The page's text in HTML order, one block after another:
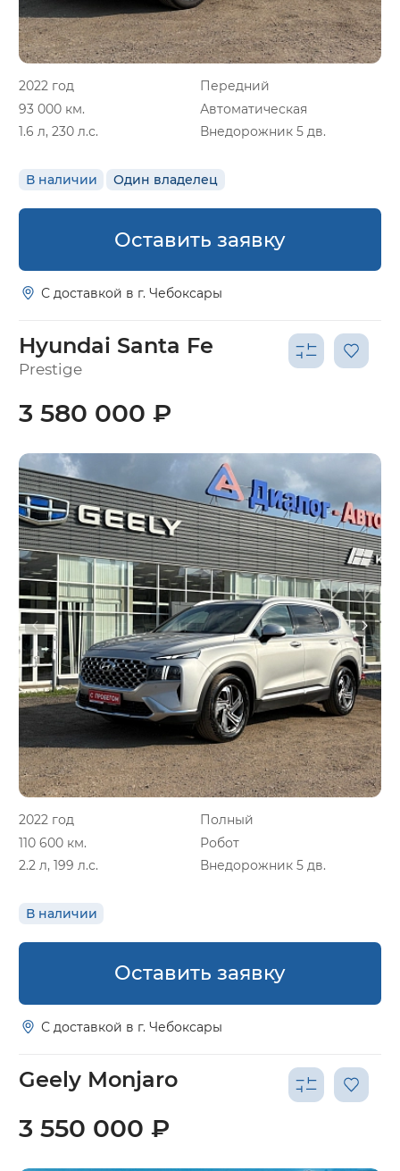
2022 год
Передний
93 000 км.
Автоматическая
1.6 л, 230 л.с.
Внедорожник 5 дв.
В наличии Один владелец
Оставить заявку
С доставкой в г. Чебоксары
Hyundai Santa Fe
Prestige
2022 год
Полный
110 600 км.
Робот
2.2 л, 199 л.с.
Внедорожник 5 дв.
В наличии
3 580 000 ₽
Оставить заявку
С доставкой в г. Чебоксары
Geely Monjaro
3 550 000 ₽